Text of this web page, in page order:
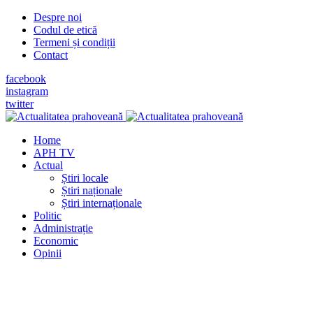
Despre noi
Codul de etică
Termeni și condiții
Contact
facebook
instagram
twitter
Home
APH TV
Actual
Știri locale
Știri naționale
Știri internaționale
Politic
Administrație
Economic
Opinii